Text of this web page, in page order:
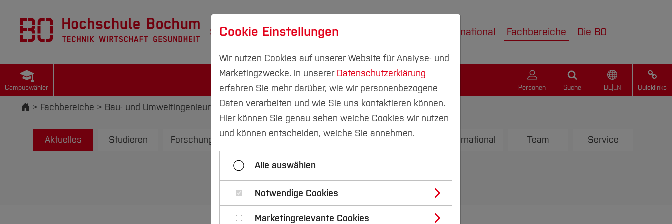
Studium Forschung & Transfer International Fachbereiche Die BO
Campuswähler Personen Suche DE| EN Quicklinks
Startseite
Fachbereiche Bau- und Umweltingenieurwesen Aktuelles
Aktuelles Studieren Forschung und Entwicklung Fachgebiete und Einrichtungen International Team Service
Cookie Einstellungen
Wir nutzen Cookies auf unserer Website für Analyse- und
Marketingzwecke. In unserer Datenschutzerklärung
erfahren Sie mehr darüber, wie wir personenbezogene
Daten verarbeiten und wie Sie uns kontaktieren können.
Hier können Sie genau sehen welche Cookies wir nutzen
und können entscheiden, welche Sie annehmen.
Alle auswählen
Notwendige Cookies
Marketingrelevante Cookies